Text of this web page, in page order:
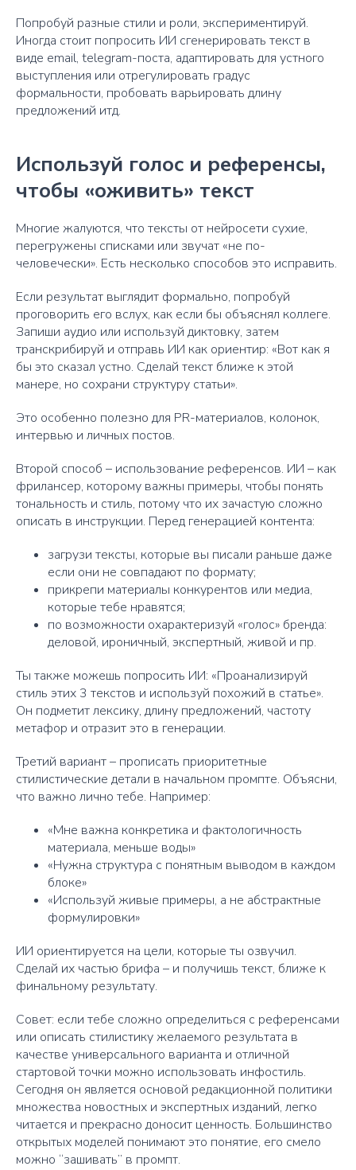
Попробуй разные стили и роли, экспериментируй.
Иногда стоит попросить ИИ сгенерировать текст в
виде email, telegram-поста, адаптировать для устного
выступления или отрегулировать градус
формальности, пробовать варьировать длину
предложений итд.
Используй голос и референсы,
чтобы «оживить» текст
Многие жалуются, что тексты от нейросети сухие,
перегружены списками или звучат «не по-
человечески». Есть несколько способов это исправить.
Если результат выглядит формально, попробуй
проговорить его вслух, как если бы объяснял коллеге.
Запиши аудио или используй диктовку, затем
транскрибируй и отправь ИИ как ориентир: «Вот как я
бы это сказал устно. Сделай текст ближе к этой
манере, но сохрани структуру статьи».
Это особенно полезно для PR-материалов, колонок,
интервью и личных постов.
Второй способ – использование референсов. ИИ – как
фрилансер, которому важны примеры, чтобы понять
тональность и стиль, потому что их зачастую сложно
описать в инструкции. Перед генерацией контента:
загрузи тексты, которые вы писали раньше даже
если они не совпадают по формату;
прикрепи материалы конкурентов или медиа,
которые тебе нравятся;
по возможности охарактеризуй «голос» бренда:
деловой, ироничный, экспертный, живой и пр.
Ты также можешь попросить ИИ: «Проанализируй
стиль этих 3 текстов и используй похожий в статье».
Он подметит лексику, длину предложений, частоту
метафор и отразит это в генерации.
Третий вариант – прописать приоритетные
стилистические детали в начальном промпте. Объясни,
что важно лично тебе. Например:
«Мне важна конкретика и фактологичность
материала, меньше воды»
«Нужна структура с понятным выводом в каждом
блоке»
«Используй живые примеры, а не абстрактные
формулировки»
ИИ ориентируется на цели, которые ты озвучил.
Сделай их частью брифа – и получишь текст, ближе к
финальному результату.
Совет: если тебе сложно определиться с референсами
или описать стилистику желаемого результата в
качестве универсального варианта и отличной
стартовой точки можно использовать инфостиль.
Сегодня он является основой редакционной политики
множества новостных и экспертных изданий, легко
читается и прекрасно доносит ценность. Большинство
открытых моделей понимают это понятие, его смело
можно “зашивать” в промпт.